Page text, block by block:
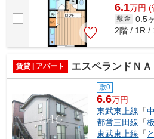
6.1万円 (
敷金 0.5
2階 / 1R /
賃貸 | アパート エスペランドＮＡ
敷0
6.6万円
東武東上線 「
都営三田線 「
東武東上線 「